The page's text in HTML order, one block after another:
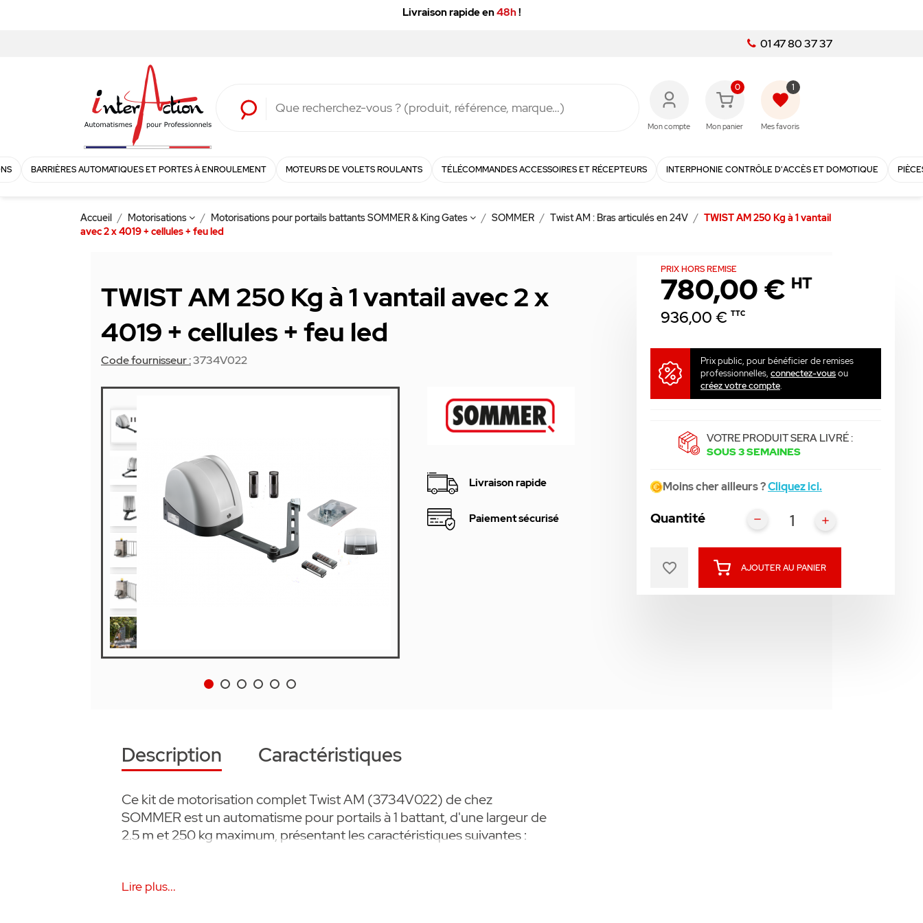
Livraison rapide en48h!
01 47 80 37 37
Mon compte
0
Mon panier
favorite
1
Mes favoris
BARRIÈRES AUTOMATIQUES ET PORTES À ENROULEMENT MOTEURS DE VOLETS ROULANTS TÉLÉCOMMANDES ACCESSOIRES ET RÉCEPTEURS INTERPHONIE CONTRÔLE D'ACCÈS ET DOMOTIQUE
Accueil Motorisations Motorisations pour portails battants SOMMER & King Gates SOMMER Twist AM : Bras articulés en 24V
TWIST AM 250 Kg à 1 vantail
avec 2 x 4019 + cellules + feu led
TWIST AM 250 Kg à 1 vantail avec 2 x
4019 + cellules + feu led
Code fournisseur :3734V022
Livraison rapide
Paiement sécurisé
PRIX HORS REMISE
780,00 € HT
936,00 € TTC
Prix public, pour bénéficier de remises
professionnelles, connectez-vousou
créez votre compte.
VOTRE PRODUIT SERA LIVRÉ :
SOUS 3 SEMAINES
Moins cher ailleurs ?Cliquez ici.
Quantité
AJOUTER AU PANIER
favorite_border
Description Caractéristiques
Ce kit de motorisation complet Twist AM (3734V022) de chez
SOMMER est un automatisme pour portails à 1 battant, d'une largeur de
2.5 m et 250 kg maximum, présentant les caractéristiques suivantes :
• 1x twist AM automatisme maître avec commande
• Récepteur radio MF 868,95 MHz (SOMloq2)
Lire plus...